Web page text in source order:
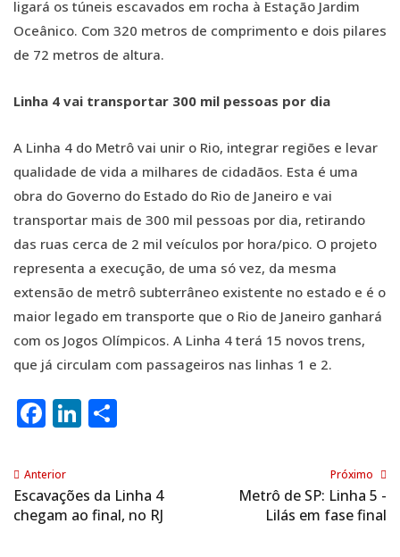
ligará os túneis escavados em rocha à Estação Jardim
Oceânico. Com 320 metros de comprimento e dois pilares
de 72 metros de altura.
Linha 4 vai transportar 300 mil pessoas por dia
A Linha 4 do Metrô vai unir o Rio, integrar regiões e levar
qualidade de vida a milhares de cidadãos. Esta é uma
obra do Governo do Estado do Rio de Janeiro e vai
transportar mais de 300 mil pessoas por dia, retirando
das ruas cerca de 2 mil veículos por hora/pico. O projeto
representa a execução, de uma só vez, da mesma
extensão de metrô subterrâneo existente no estado e é o
maior legado em transporte que o Rio de Janeiro ganhará
com os Jogos Olímpicos. A Linha 4 terá 15 novos trens,
que já circulam com passageiros nas linhas 1 e 2.
Facebook
LinkedIn
Anterior
Escavações da Linha 4
chegam ao final, no RJ
Próximo
Metrô de SP: Linha 5 -
Lilás em fase final